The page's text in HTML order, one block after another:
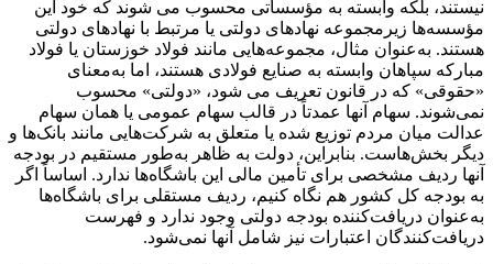
نیستند، بلکه وابسته به مؤسساتی محسوب می شوند که خود این
مؤسسه‌ها زیرمجموعه نهادهای دولتی یا مرتبط با نهادهای دولتی
هستند. به‌عنوان مثال، مجموعه‌هایی مانند فولاد خوزستان یا فولاد
مبارکه سپاهان وابسته به صنایع فولادی هستند، اما به‌معنای
«حقوقی» که در قانون تعریف می شود، «دولتی» محسوب
نمی‌شوند. سهام آنها عمدتاً در قالب سهام عمومی یا همان سهام
عدالت میان مردم توزیع شده یا متعلق به شرکت‌هایی مانند بانک‌ها و
دیگر بخش‌هاست. بنابراین، دولت به ظاهر به‌طور مستقیم در بودجه
آنها ردیف مشخصی برای تأمین مالی این باشگاه‌ها ندارد. اساساً اگر
به بودجه کل کشور هم نگاه کنیم، ردیف مستقلی برای باشگاه‌ها
به‌عنوان دریافت‌کننده بودجه دولتی وجود ندارد و فهرست
دریافت‌کنندگان اعتبارات نیز شامل آنها نمی‌شود.